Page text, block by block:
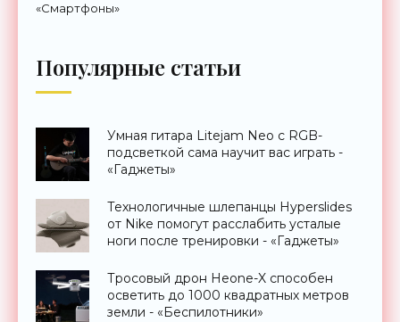
«Смартфоны»
Популярные статьи
Умная гитара Litejam Neo с RGB-
подсветкой сама научит вас играть -
«Гаджеты»
Технологичные шлепанцы Hyperslides
от Nike помогут расслабить усталые
ноги после тренировки - «Гаджеты»
Тросовый дрон Heone-X способен
осветить до 1000 квадратных метров
земли - «Беспилотники»